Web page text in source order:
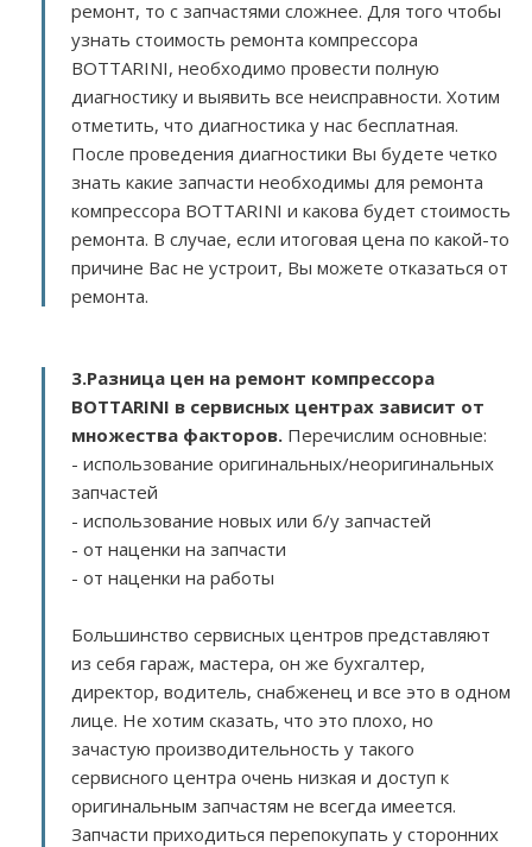
ремонт, то с запчастями сложнее. Для того чтобы
узнать стоимость ремонта компрессора
BOTTARINI, необходимо провести полную
диагностику и выявить все неисправности. Хотим
отметить, что диагностика у нас бесплатная.
После проведения диагностики Вы будете четко
знать какие запчасти необходимы для ремонта
компрессора BOTTARINI и какова будет стоимость
ремонта. В случае, если итоговая цена по какой-то
причине Вас не устроит, Вы можете отказаться от
ремонта.
3.Разница цен на ремонт компрессора
BOTTARINI в сервисных центрах зависит от
множества факторов. Перечислим основные:
- использование оригинальных/неоригинальных
запчастей
- использование новых или б/у запчастей
- от наценки на запчасти
- от наценки на работы
Большинство сервисных центров представляют
из себя гараж, мастера, он же бухгалтер,
директор, водитель, снабженец и все это в одном
лице. Не хотим сказать, что это плохо, но
зачастую производительность у такого
сервисного центра очень низкая и доступ к
оригинальным запчастям не всегда имеется.
Запчасти приходиться перепокупать у сторонних